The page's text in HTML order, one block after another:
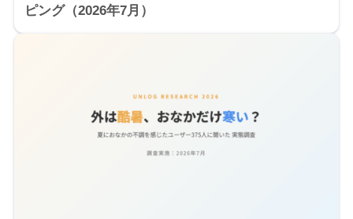
ピング（2026年7月）